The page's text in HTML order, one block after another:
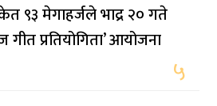
९३ मेगाहर्जले भाद्र २० गते
गीत प्रतियोगिता’ आयोजना
५